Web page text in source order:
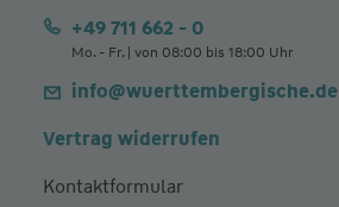
+49 711 662 - 0
Mo. - Fr. | von 08:00 bis 18:00 Uhr
info@wuerttembergische.de
Vertrag widerrufen
Kontaktformular